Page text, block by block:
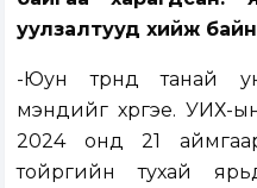
уулзалтууд хийж
-Юун түрүүнд танай
мэндийг хүргэе. УИХ-
2024 онд 21
тойргийн тухай